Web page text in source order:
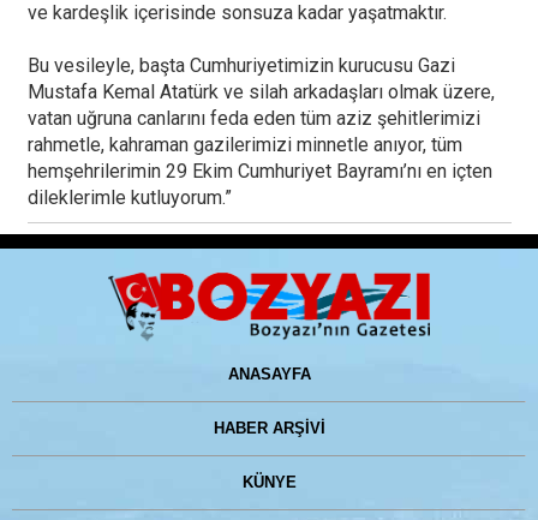
ve kardeşlik içerisinde sonsuza kadar yaşatmaktır.
Bu vesileyle, başta Cumhuriyetimizin kurucusu Gazi
Mustafa Kemal Atatürk ve silah arkadaşları olmak üzere,
vatan uğruna canlarını feda eden tüm aziz şehitlerimizi
rahmetle, kahraman gazilerimizi minnetle anıyor, tüm
hemşehrilerimin 29 Ekim Cumhuriyet Bayramı’nı en içten
dileklerimle kutluyorum.”
ANASAYFA
HABER ARŞİVİ
KÜNYE